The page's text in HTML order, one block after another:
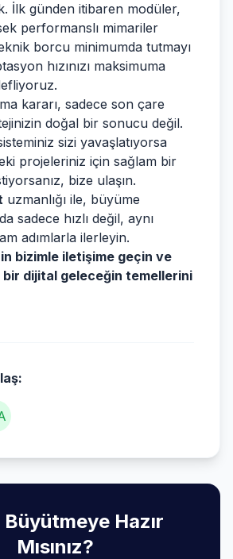
İlk günden itibaren modüler,
performanslı mimariler
borcu minimumda tutmayı
hızınızı maksimuma
kararı, sadece son çare
doğal bir sonucu değil.
sizi yavaşlatıyorsa
projeleriniz için sağlam bir
bize ulaşın.
uzmanlığı ile, büyüme
sadece hızlı değil, aynı
adımlarla ilerleyin.
bizimle iletişime geçin ve
dijital geleceğin temellerini
Hazır
Mısınız?